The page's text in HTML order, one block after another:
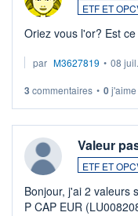
ETF ET
Oriez vous l'or? Est
par M3627819 • 08 juil.
3 commentaires • 0j'aime
Valeur
ETF ET
Bonjour, j'ai 2 valeurs
P CAP EUR